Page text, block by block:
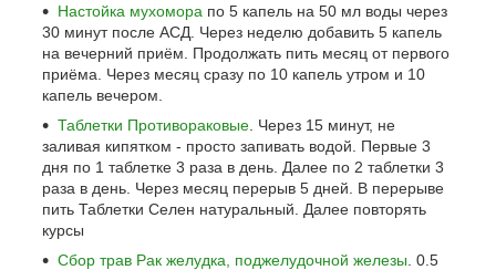
Настойка мухомора по 5 капель на 50 мл воды через
30 минут после АСД. Через неделю добавить 5 капель
на вечерний приём. Продолжать пить месяц от первого
приёма. Через месяц сразу по 10 капель утром и 10
капель вечером.
Таблетки Противораковые . Через 15 минут, не
заливая кипятком - просто запивать водой. Первые 3
дня по 1 таблетке 3 раза в день. Далее по 2 таблетки 3
раза в день. Через месяц перерыв 5 дней. В перерыве
пить Таблетки Селен натуральный. Далее повторять
курсы
Сбор трав Рак желудка, поджелудочной железы . 0.5